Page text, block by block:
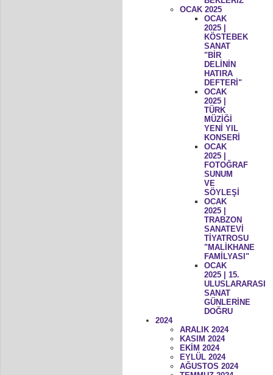
OCAK 2025
OCAK
2025 |
KÖSTEBEK
SANAT
"BİR
DELİNİN
HATIRA
DEFTERİ"
OCAK
2025 |
TÜRK
MÜZİĞİ
YENİ YIL
KONSERİ
OCAK
2025 |
FOTOĞRAF
SUNUM
VE
SÖYLEŞİ
OCAK
2025 |
TRABZON
SANATEVİ
TİYATROSU
"MALİKHANE
FAMİLYASI"
OCAK
2025 | 15.
ULUSLARARASI
SANAT
GÜNLERİNE
DOĞRU
2024
ARALIK 2024
KASIM 2024
EKİM 2024
EYLÜL 2024
AĞUSTOS 2024